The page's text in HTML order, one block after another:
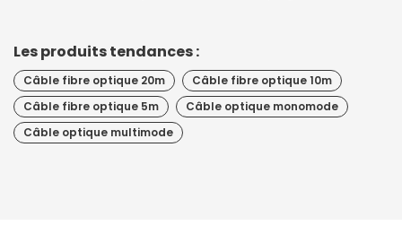
Les produits tendances :
Câble fibre optique 20m
Câble fibre optique 10m
Câble fibre optique 5m
Câble optique monomode
Câble optique multimode